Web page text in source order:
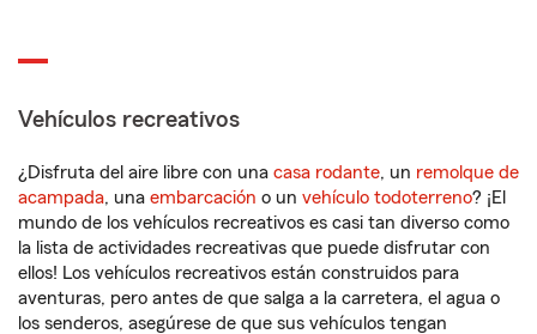
Vehículos recreativos
¿Disfruta del aire libre con una casa rodante, un remolque de
acampada, una embarcación o un vehículo todoterreno? ¡El
mundo de los vehículos recreativos es casi tan diverso como
la lista de actividades recreativas que puede disfrutar con
ellos! Los vehículos recreativos están construidos para
aventuras, pero antes de que salga a la carretera, el agua o
los senderos, asegúrese de que sus vehículos tengan